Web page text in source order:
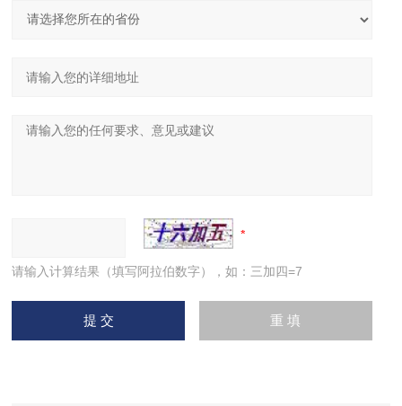
请输入计算结果（填写阿拉伯数字），如：三加四=7